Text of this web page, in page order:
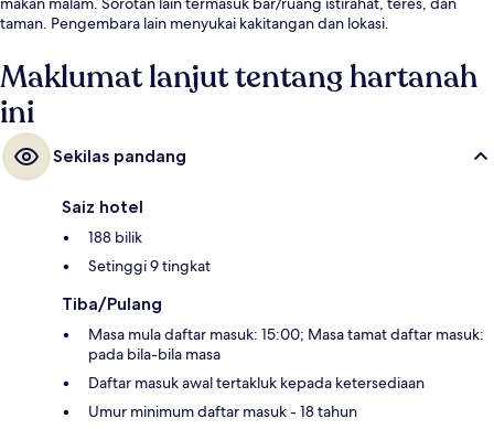
taman. Pengembara lain menyukai kakitangan dan lokasi.
Maklumat lanjut tentang hartanah
ini
Sekilas pandang
Saiz hotel
188 bilik
Setinggi 9 tingkat
Tiba/Pulang
Masa mula daftar masuk: 15:00; Masa tamat daftar masuk:
pada bila-bila masa
Daftar masuk awal tertakluk kepada ketersediaan
Umur minimum daftar masuk - 18 tahun